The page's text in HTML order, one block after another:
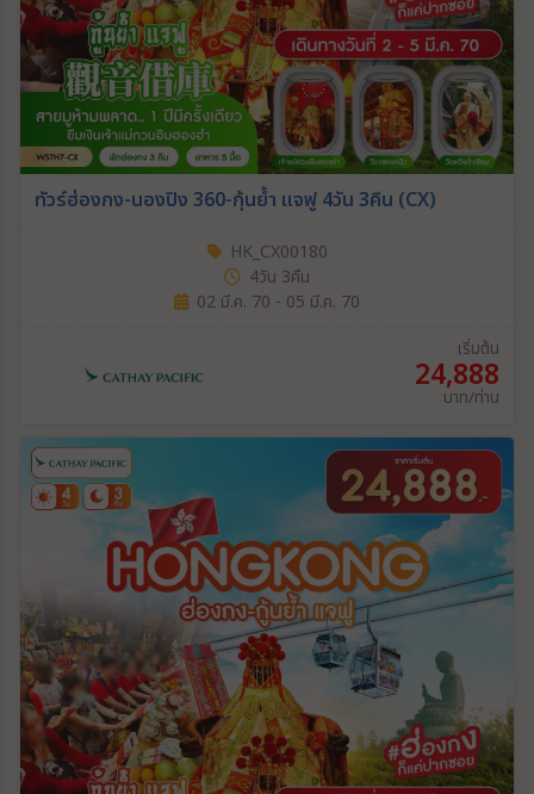
ทัวร์ฮ่องกง-นองปิง 360-กุ้นย้ำ แจฟู 4วัน 3คืน (CX)
HK_CX00180
4วัน 3คืน
02 มี.ค. 70 - 05 มี.ค. 70
เริ่มต้น
24,888
บาท/ท่าน